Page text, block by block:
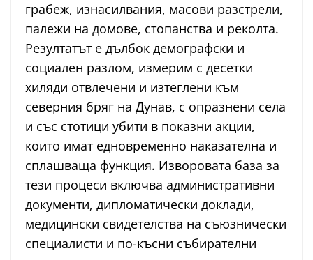
грабеж, изнасилвания, масови разстрели,
палежи на домове, стопанства и реколта.
Резултатът е дълбок демографски и
социален разлом, измерим с десетки
хиляди отвлечени и изтеглени към
северния бряг на Дунав, с опразнени села
и със стотици убити в показни акции,
които имат едновременно наказателна и
сплашваща функция. Изворовата база за
тези процеси включва административни
документи, дипломатически доклади,
медицински свидетелства на съюзнически
специалисти и по-късни събирателни